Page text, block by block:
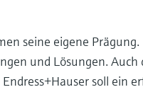
seine eigene
und Lösungen. Auch
soll ein